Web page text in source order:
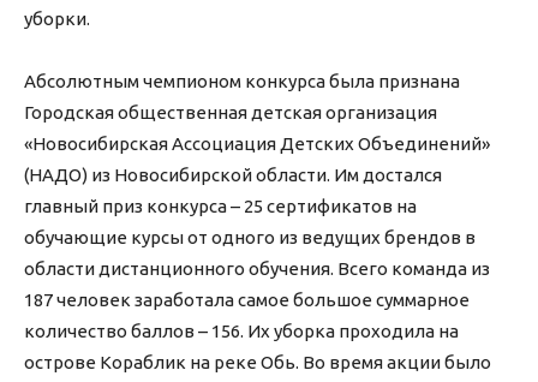
уборки.
Абсолютным чемпионом конкурса была признана
Городская общественная детская организация
«Новосибирская Ассоциация Детских Объединений»
(НАДО) из Новосибирской области. Им достался
главный приз конкурса – 25 сертификатов на
обучающие курсы от одного из ведущих брендов в
области дистанционного обучения. Всего команда из
187 человек заработала самое большое суммарное
количество баллов – 156. Их уборка проходила на
острове Кораблик на реке Обь. Во время акции было